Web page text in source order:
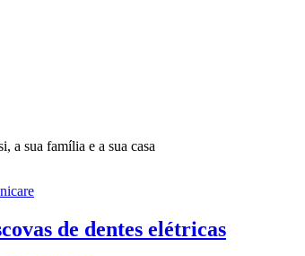
a sua família e a sua casa
de dentes elétricas